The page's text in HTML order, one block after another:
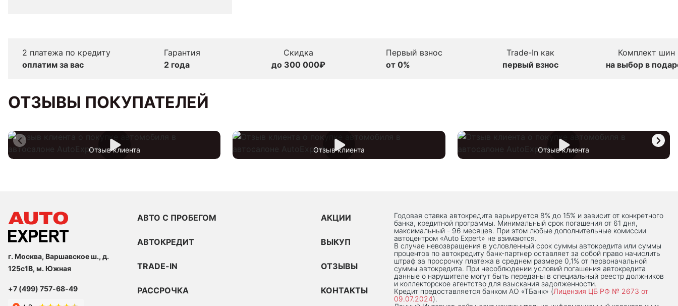
2 платежа по кредиту
оплатим за вас
Гарантия
2 года
Скидка
до 300 000₽
Первый взнос
от 0%
Trade-In как
первый взнос
Комплект шин
на выбор в
ОТЗЫВЫ ПОКУПАТЕЛЕЙ
Отзыв клиента Отзыв клиента Отзыв клиента
г. Москва, Варшавское ш., д.
125с1В, м. Южная
+7 (499) 757-68-49
АВТО С ПРОБЕГОМ
АВТОКРЕДИТ
TRADE-IN
РАССРОЧКА
АКЦИИ
ВЫКУП
ОТЗЫВЫ
КОНТАКТЫ
Годовая ставка автокредита варьируется 8% до 15% и зависит от конкретного
банка, кредитной программы. Минимальный срок погашения от 61 дня,
максимальный - 96 месяцев. При этом любые дополнительные комиссии
автоцентром «Auto Expert» не взимаются.
В случае невозвращения в условленный срок суммы автокредита или суммы
процентов по автокредиту банк-партнер оставляет за собой право начислить
штраф за просрочку платежа в среднем размере 0,1% от первоначальной
суммы автокредита. При несоблюдении условий погашения автокредита
данные о нарушителе могут быть переданы в специальный реестр должников
и коллекторское агентство для взыскания задолженности.
Кредит предоставляется банком АО «ТБанк» (Лицензия ЦБ РФ № 2673 от
09.07.2024).